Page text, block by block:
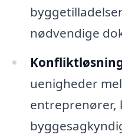
nødvendige
uenigheder
entreprenører,